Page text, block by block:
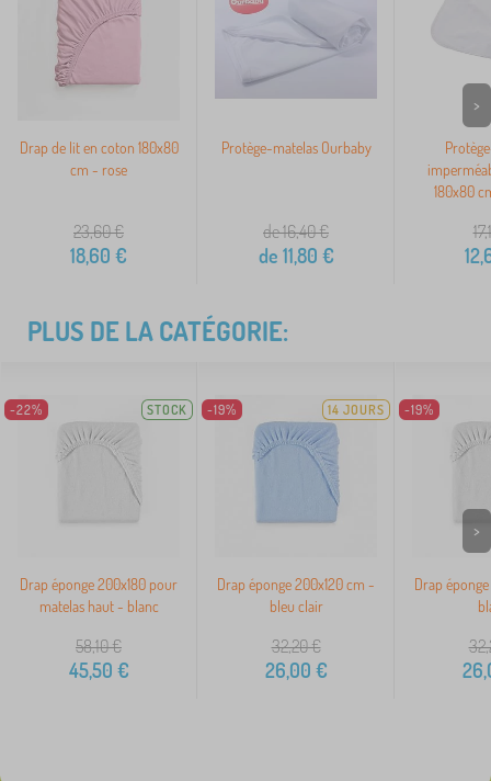
Drap de lit en coton 180x80
cm - rose
23,60€
18,60 €
Protège-matelas Ourbaby
de 16,40€
de 11,80 €
180x80
>
PLUS DE LA CATÉGORIE:
-22% STOCK
Drap éponge 200x180 pour
matelas haut - blanc
58,10€
45,50 €
-19% 14 JOURS
Drap éponge 200x120 cm -
bleu clair
32,20€
26,00 €
-19%
Drap
>